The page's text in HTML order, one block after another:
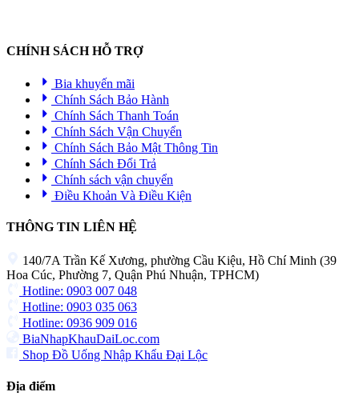
CHÍNH SÁCH HỖ TRỢ
Bia khuyến mãi
Chính Sách Bảo Hành
Chính Sách Thanh Toán
Chính Sách Vận Chuyển
Chính Sách Bảo Mật Thông Tin
Chính Sách Đổi Trả
Chính sách vận chuyển
Điều Khoản Và Điều Kiện
THÔNG TIN LIÊN HỆ
140/7A Trần Kế Xương, phường Cầu Kiệu, Hồ Chí Minh (39
Hoa Cúc, Phường 7, Quận Phú Nhuận, TPHCM)
Hotline: 0903 007 048
Hotline: 0903 035 063
Hotline: 0936 909 016
BiaNhapKhauDaiLoc.com
Shop Đồ Uống Nhập Khẩu Đại Lộc
Địa điểm